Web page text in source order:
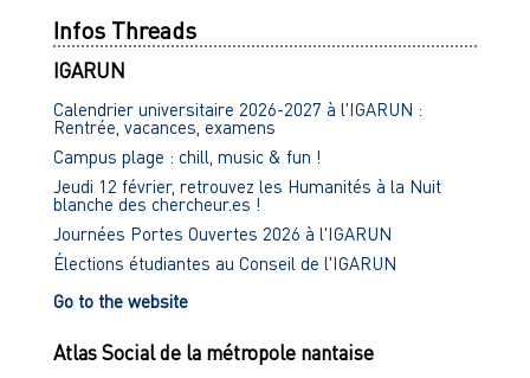
Infos Threads
IGARUN
Calendrier universitaire 2026-2027 à l'IGARUN :
Rentrée, vacances, examens
Campus plage : chill, music & fun !
Jeudi 12 février, retrouvez les Humanités à la Nuit
blanche des chercheur.es !
Journées Portes Ouvertes 2026 à l'IGARUN
Élections étudiantes au Conseil de l'IGARUN
Go to the website
Atlas Social de la métropole nantaise